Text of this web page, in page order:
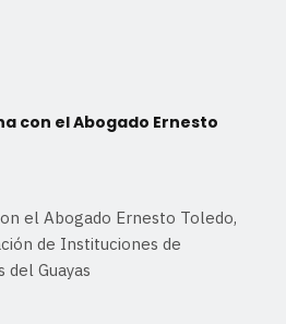
con el Abogado Ernesto
el Abogado Ernesto Toledo,
de Instituciones de
del Guayas